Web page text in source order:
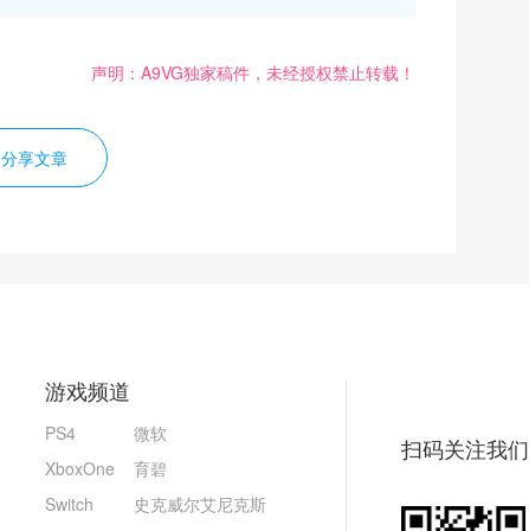
声明：A9VG独家稿件，未经授权禁止转载！
分享文章
游戏频道
PS4
XboxOne
Switch
微软
育碧
史克威尔艾尼克斯
扫码关注我们